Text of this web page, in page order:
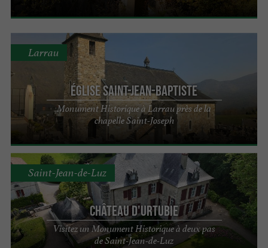
Église Saint-Jean-Baptiste
Monument Historique à Larrau près de la
chapelle Saint-Joseph
Larrau
Château d'Urtubie
Visitez un Monument Historique à deux pas
de Saint-Jean-de-Luz
Saint-Jean-de-Luz